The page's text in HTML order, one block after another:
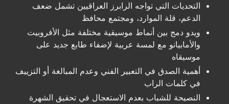
التحديات التي تواجه الرابرز العراقيين تشمل ضعف
الدعم، قلة الموارد، ومجتمع محافظ
ويدو دمج بين أنماط موسيقية مختلفة مثل الأفروبيت
والأمابيانو مع لمسة عربية لإضفاء طابع جديد على
موسيقاه
أهمية الصدق في التعبير الفني وعدم المبالغة أو التزييف
في كلمات الراب
النصيحة للشباب بعدم الاستعجال في تحقيق الشهرة